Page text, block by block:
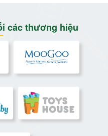
các thương hiệu